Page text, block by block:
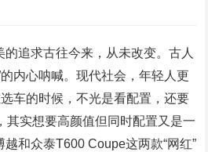
追求古往今来，从未改变。古人
内心呐喊。现代社会，年轻人更
车的时候，不光是看配置，还要
其实想要高颜值但同时配置又是一
和众泰T600 Coupe这两款“网红”